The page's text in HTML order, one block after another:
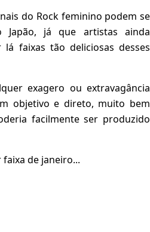
do Rock feminino podem se
Japão, já que artistas ainda
faixas tão deliciosas desses
exagero ou extravagância
objetivo e direto, muito bem
facilmente ser produzido
de janeiro...